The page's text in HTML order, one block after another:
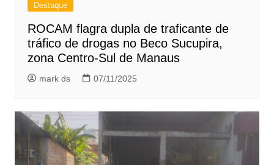
Destaque
ROCAM flagra dupla de traficante de
tráfico de drogas no Beco Sucupira,
zona Centro-Sul de Manaus
mark ds 07/11/2025